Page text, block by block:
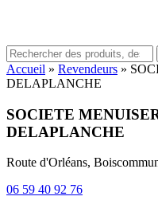
Accueil » Revendeurs »
DELAPLANCHE
SOCIETE
DELAPLANCHE
Route d'Orléans,
06 59 40 92 76